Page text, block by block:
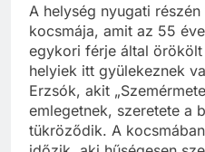
A helység nyugati
kocsmája, amit az 55
egykori férje által
helyiek itt gyülekeznek
Erzsók, akit
emlegetnek, szeretete a
tükröződik. A